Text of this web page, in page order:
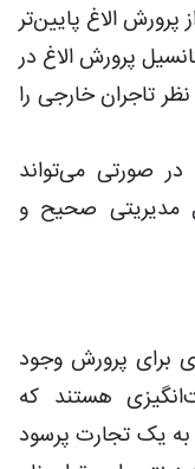
الاغ پایین‌تر
پرورش الاغ در
تاجران خارجی را
صورتی می‌تواند
مدیریتی صحیح و
برای پرورش وجود
هستند که
به یک تجارت پرسود